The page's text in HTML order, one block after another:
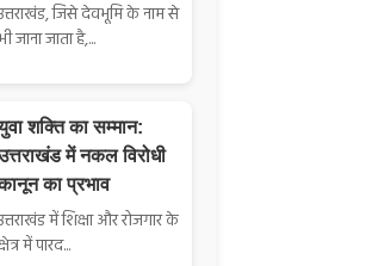
जिसे देवभूमि के नाम से
जाना जाता है,...
शक्ति का सम्मान:
में नकल विरोधी
का प्रभाव
में शिक्षा और रोजगार के
में पारद...